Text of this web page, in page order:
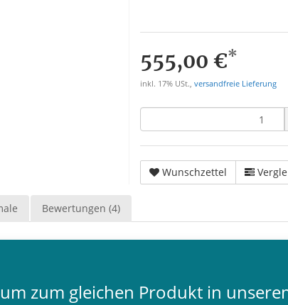
555,00 €*
inkl. 17% USt., versandfreie Lieferung
Wunschzettel
Bewertungen (4)
zum gleichen Produkt in